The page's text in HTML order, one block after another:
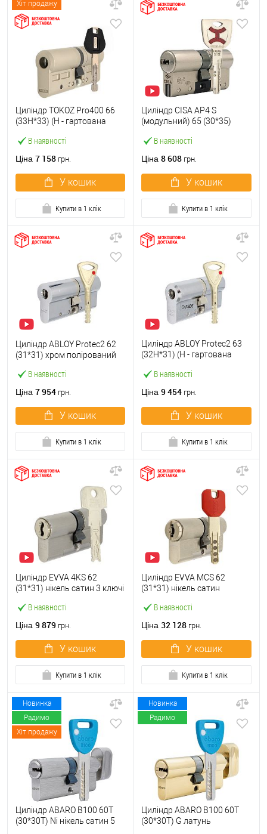
Хіт продажу
В наявності
Циліндр TOKOZ Pro400 66
(33H*33) (H - гартована
Ціна 7 158 грн.
У кошик
Купити в 1 клік
В наявності
Циліндр CISA AP4 S
(модульний) 65 (30*35)
Ціна 8 608 грн.
У кошик
Купити в 1 клік
В наявності
Циліндр ABLOY Protec2 62
(31*31) хром полірований
Ціна 7 954 грн.
У кошик
Купити в 1 клік
В наявності
Циліндр ABLOY Protec2 63
(32H*31) (H - гартована
Ціна 9 454 грн.
У кошик
Купити в 1 клік
В наявності
Циліндр EVVA 4KS 62
(31*31) нікель сатин 3 ключі
Ціна 9 879 грн.
У кошик
Купити в 1 клік
В наявності
Циліндр EVVA MCS 62
(31*31) нікель сатин
Ціна 32 128 грн.
У кошик
Купити в 1 клік
Новинка
Радимо
Хіт продажу
Циліндр ABARO B100 60T
(30*30T) Ni нікель сатин 5
Новинка
Радимо
Циліндр ABARO B100 60T
(30*30T) G латунь